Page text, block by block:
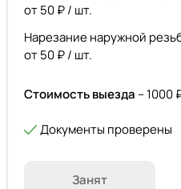
от 50 ₽ / шт.
Нарезание наружной
от 50 ₽ / шт.
Стоимость выезда – 1000
Документы проверены
Занят